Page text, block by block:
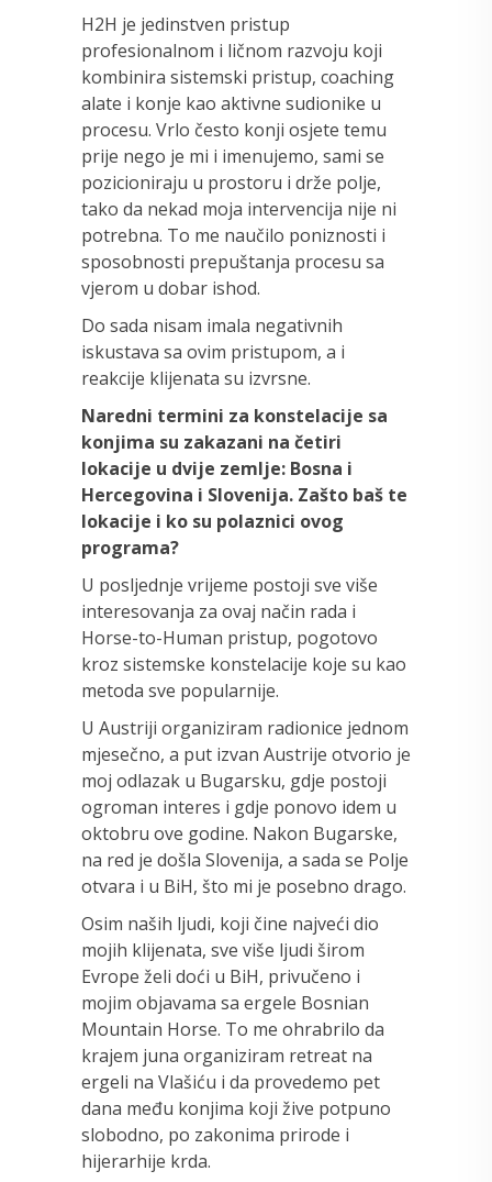
H2H je jedinstven pristup
profesionalnom i ličnom razvoju koji
kombinira sistemski pristup, coaching
alate i konje kao aktivne sudionike u
procesu. Vrlo često konji osjete temu
prije nego je mi i imenujemo, sami se
pozicioniraju u prostoru i drže polje,
tako da nekad moja intervencija nije ni
potrebna. To me naučilo poniznosti i
sposobnosti prepuštanja procesu sa
vjerom u dobar ishod.
Do sada nisam imala negativnih
iskustava sa ovim pristupom, a i
reakcije klijenata su izvrsne.
Naredni termini za konstelacije sa
konjima su zakazani na četiri
lokacije u dvije zemlje: Bosna i
Hercegovina i Slovenija. Zašto baš te
lokacije i ko su polaznici ovog
programa?
U posljednje vrijeme postoji sve više
interesovanja za ovaj način rada i
Horse-to-Human pristup, pogotovo
kroz sistemske konstelacije koje su kao
metoda sve popularnije.
U Austriji organiziram radionice jednom
mjesečno, a put izvan Austrije otvorio je
moj odlazak u Bugarsku, gdje postoji
ogroman interes i gdje ponovo idem u
oktobru ove godine. Nakon Bugarske,
na red je došla Slovenija, a sada se Polje
otvara i u BiH, što mi je posebno drago.
Osim naših ljudi, koji čine najveći dio
mojih klijenata, sve više ljudi širom
Evrope želi doći u BiH, privučeno i
mojim objavama sa ergele Bosnian
Mountain Horse. To me ohrabrilo da
krajem juna organiziram retreat na
ergeli na Vlašiću i da provedemo pet
dana među konjima koji žive potpuno
slobodno, po zakonima prirode i
hijerarhije krda.